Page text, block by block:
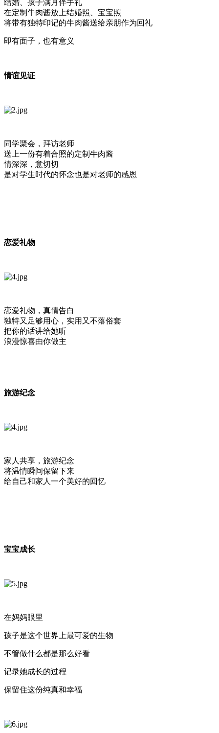
结婚、孩子满月伴手礼
在定制牛肉酱放上结婚照、宝宝照
将带有独特印记的牛肉酱送给亲朋作为回礼
即有面子，也有意义
情谊见证
同学聚会，拜访老师
送上一份有着合照的定制牛肉酱
情深深，意切切
是对学生时代的怀念也是对老师的感恩
恋爱礼物
恋爱礼物，真情告白
独特又足够用心，实用又不落俗套
把你的话讲给她听
浪漫惊喜由你做主
旅游纪念
家人共享，旅游纪念
将温情瞬间保留下来
给自己和家人一个美好的回忆
宝宝成长
在妈妈眼里
孩子是这个世界上最可爱的生物
不管做什么都是那么好看
记录她成长的过程
保留住这份纯真和幸福